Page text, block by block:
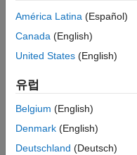
Followers:
Following:
Follow
메시지
América Latina (Español)
Canada (English)
United States (English)
유럽
Belgium (English)
Denmark (English)
Deutschland (Deutsch)